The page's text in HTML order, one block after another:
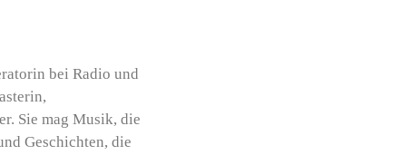
bei Radio und
Sie mag Musik, die
Geschichten, die